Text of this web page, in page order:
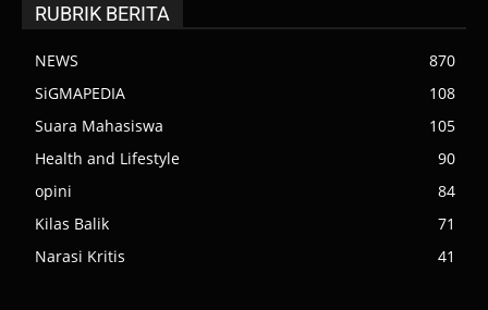
RUBRIK BERITA
NEWS
870
SiGMAPEDIA
108
Suara Mahasiswa
105
Health and Lifestyle
90
opini
84
Kilas Balik
71
Narasi Kritis
41